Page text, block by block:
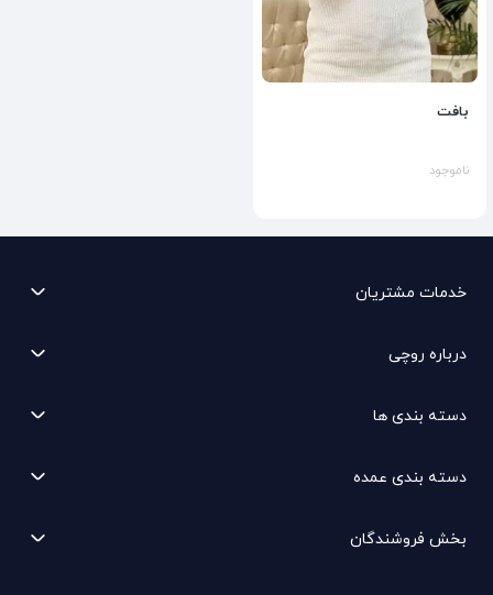
بافت
ناموجود
خدمات مشتریان
درباره روچی
دسته بندی ها
دسته بندی عمده
بخش فروشندگان